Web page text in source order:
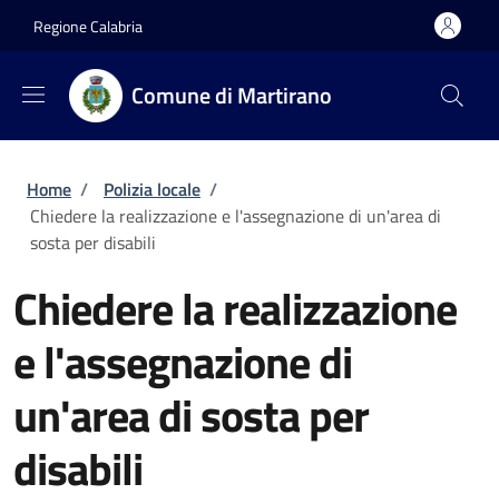
Regione Calabria
Comune di Martirano
Briciole di pane
Home / Polizia locale /
Chiedere la realizzazione e l'assegnazione di un'area di
sosta per disabili
Chiedere la realizzazione
e l'assegnazione di
un'area di sosta per
disabili